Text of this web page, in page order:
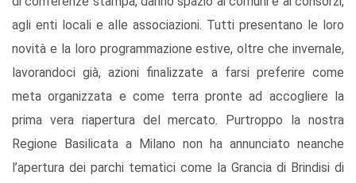
agli enti locali e alle associazioni. Tutti presentano le loro
novità e la loro programmazione estive, oltre che invernale,
lavorandoci già, azioni finalizzate a farsi preferire come
meta organizzata e come terra pronte ad accogliere la
prima vera riapertura del mercato. Purtroppo la nostra
Regione Basilicata a Milano non ha annunciato neanche
l’apertura dei parchi tematici come la Grancia di Brindisi di